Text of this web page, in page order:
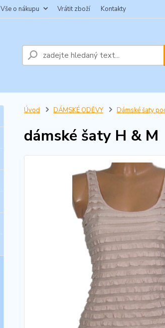
Vše o nákupu Vrátit zboží Kontakty
Úvod DÁMSKÉ ODĚVY Dámské šaty
dámské šaty H & M